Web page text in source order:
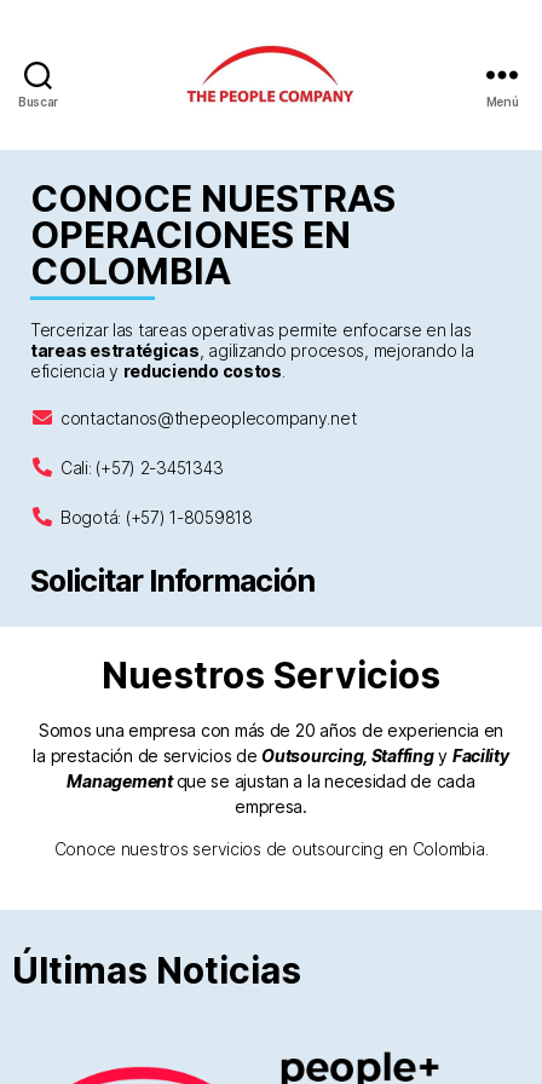
Buscar Menú
CONOCE NUESTRAS
OPERACIONES EN
COLOMBIA
Tercerizar las tareas operativas permite enfocarse en las
tareas estratégicas , agilizando procesos, mejorando la
eficiencia y reduciendo costos
contactanos@thepeoplecompany.net
Cali: (+57) 2-3451343
Bogotá: (+57) 1-8059818
Solicitar Información
Nuestros Servicios
Somos una empresa con más de 20 años de experiencia en
la prestación de servicios deOutsourcing, Staffingy Facility
Managementque se ajustan a la necesidad de cada
empresa.
Conoce nuestros servicios de outsourcing en Colombia.
Últimas Noticias